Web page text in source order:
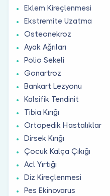
Eklem Kireçlenmesi
Ekstremite Uzatma
Osteonekroz
Ayak Ağrıları
Polio Sekeli
Gonartroz
Bankart Lezyonu
Kalsifik Tendinit
Tibia Kırığı
Ortopedik Hastalıklar
Dirsek Kırığı
Çocuk Kalça Çıkığı
Acl Yırtığı
Diz Kireçlenmesi
Pes Ekinovarus